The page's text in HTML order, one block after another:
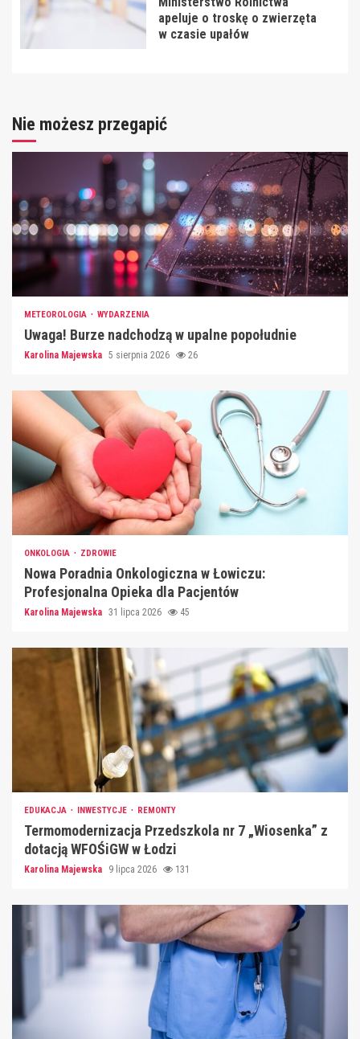
apeluje o troskę o zwierzęta
w czasie upałów
Nie możesz przegapić
METEOROLOGIA WYDARZENIA
Uwaga! Burze nadchodzą w upalne popołudnie
Karolina Majewska 5 sierpnia 2026 26
ONKOLOGIA ZDROWIE
Nowa Poradnia Onkologiczna w Łowiczu:
Profesjonalna Opieka dla Pacjentów
Karolina Majewska 31 lipca 2026 45
EDUKACJA INWESTYCJE REMONTY
Termomodernizacja Przedszkola nr 7 „Wiosenka” z
dotacją WFOŚiGW w Łodzi
Karolina Majewska 9 lipca 2026 131